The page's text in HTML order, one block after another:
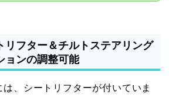
リフター＆チルトステアリング
ョンの調整可能
、シートリフターが付いていま